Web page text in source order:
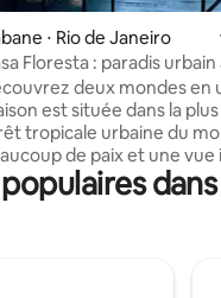
sur la base de 172
⋅ Rio de Janeiro
Floresta : paradis
l'océan deux mondes en
est située dans la
tropicale urbaine du
de paix et une
la mer de Leblon. D'autre
à 2 km de l'asphalte et